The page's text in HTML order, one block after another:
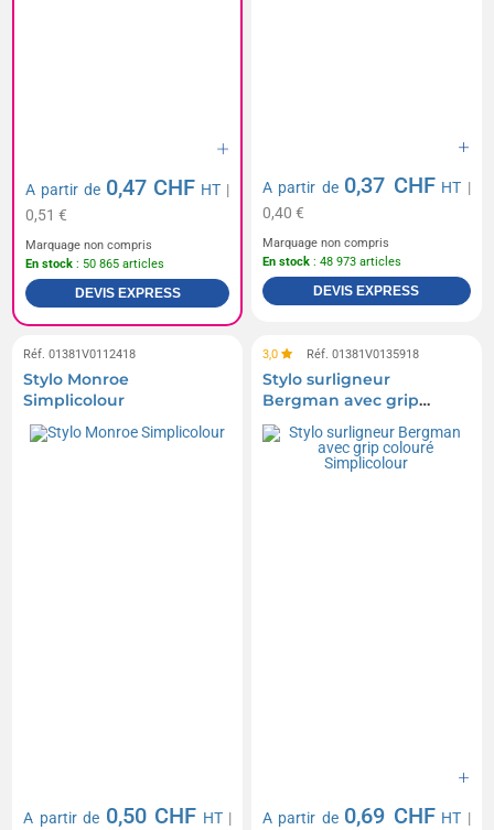
A partir de 0,47 CHF HT |
0,51 €
Marquage non compris
En stock : 50 865 articles
DEVIS EXPRESS
A partir de 0,37 CHF HT |
0,40 €
Marquage non compris
En stock : 48 973 articles
DEVIS EXPRESS
Réf. 01381V0112418
Stylo Monroe
Simplicolour
A partir de 0,50 CHF HT|
3,0 Réf. 01381V0135918
Stylo surligneur
Bergman avec grip
colouré Simplicolour
A partir de 0,69 CHF HT |